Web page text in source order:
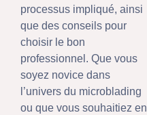
processus impliqué, ainsi
que des conseils pour
choisir le bon
professionnel. Que vous
soyez novice dans
l’univers du microblading
ou que vous souhaitiez en